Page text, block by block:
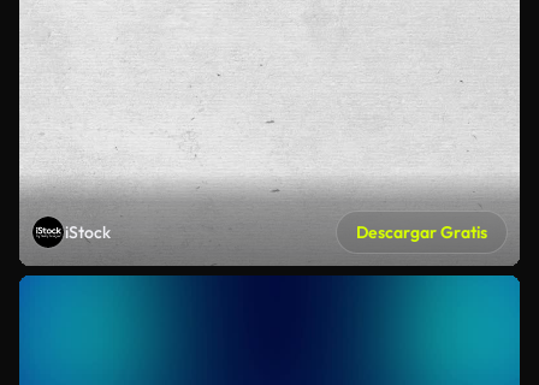
iStock Descargar Gratis